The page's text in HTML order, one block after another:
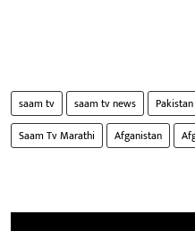
saam tv saam tv news Pakistan
Saam Tv Marathi
Afganistan